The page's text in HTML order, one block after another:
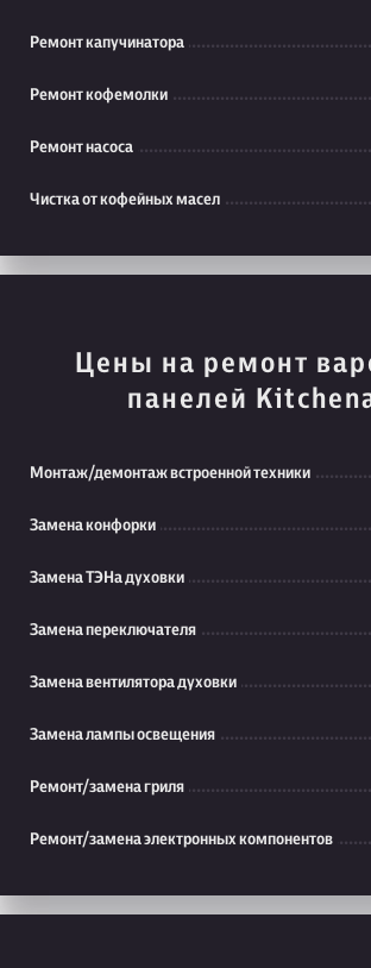
Ремонт капучинатора
Ремонт кофемолки
Ремонт насоса
Чистка от кофейных масел
Цены на ремонт
панелей
Монтаж/демонтаж встроенной техники
Замена конфорки
Замена ТЭНа духовки
Замена переключателя
Замена вентилятора духовки
Замена лампы освещения
Ремонт/замена гриля
Ремонт/замена электронных компонентов